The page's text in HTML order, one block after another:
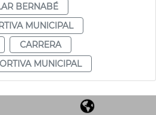
BERNABÉ
MUNICIPAL
CARRERA
MUNICIPAL